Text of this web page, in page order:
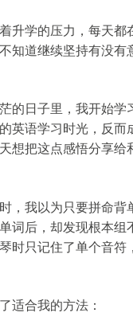
升学的压力，每天都
道继续坚持有没有
的日子里，我开始学
英语学习时光，反而
想把这点感悟分享给
，我以为只要拼命背
词后，却发现根本组
时只记住了单个音符
适合我的方法：